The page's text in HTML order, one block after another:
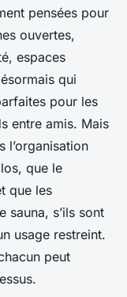
pensées pour
ouvertes,
espaces
qui
pour les
entre amis. Mais
l’organisation
que le
que les
sauna, s’ils sont
usage restreint.
peut